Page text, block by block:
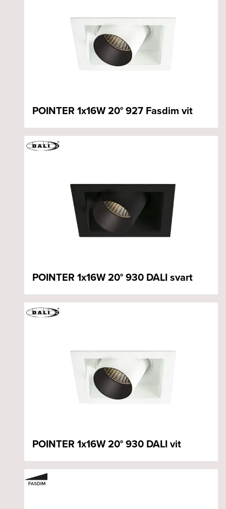
POINTER 1x16W 20° 927 Fasdim vit
POINTER 1x16W 20° 930 DALI svart
POINTER 1x16W 20° 930 DALI vit